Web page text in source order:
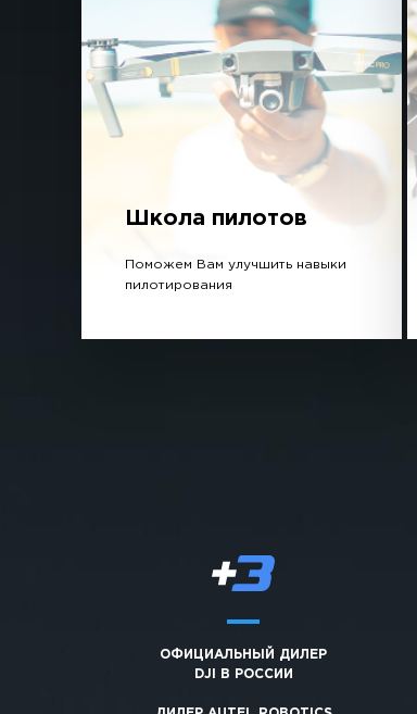
Школа пилотов
Поможем Вам улучшить навыки
пилотирования
ОФИЦИАЛЬНЫЙ ДИЛЕР
DJI В РОССИИ